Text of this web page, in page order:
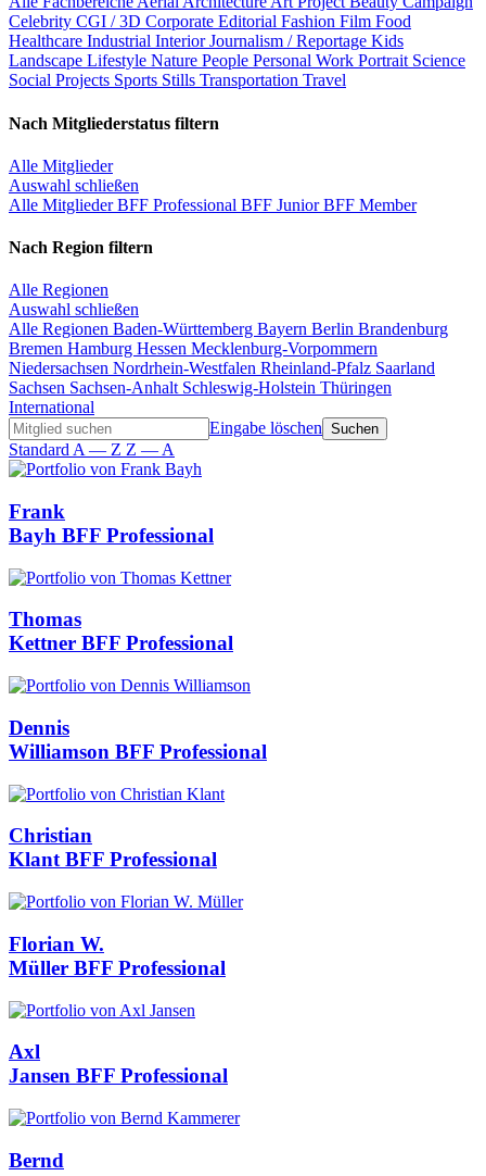
Celebrity CGI / 3D Corporate Editorial Fashion Film Food
Healthcare Industrial InteriorJournalism / Reportage Kids
Landscape Lifestyle Nature People Personal Work Portrait Science
Social Projects Sports Stills Transportation Travel
Nach Mitgliederstatus filtern
Alle Mitglieder
Auswahl schließen
Alle MitgliederBFF Professional BFF JuniorBFF Member
Nach Region filtern
Alle Regionen
Auswahl schließen
Alle Regionen Baden-Württemberg Bayern Berlin Brandenburg
Bremen Hamburg Hessen Mecklenburg-Vorpommern
Niedersachsen Nordrhein-Westfalen Rheinland-Pfalz Saarland
Sachsen Sachsen-Anhalt Schleswig-Holstein Thüringen
International
Eingabe löschen
Standard A — Z Z — A
Frank
Bayh BFF Professional
Thomas
Kettner BFF Professional
Dennis
Williamson BFF Professional
Christian
KlantBFF Professional
Florian W.
Müller BFF Professional
Axl
Jansen BFF Professional
Bernd